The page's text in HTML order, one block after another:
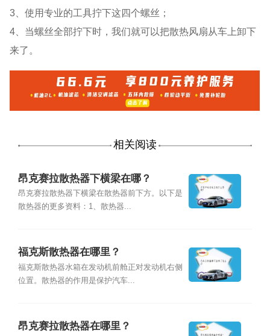
3、使用专业的工具拧下这四个螺丝；
4、当螺丝全部拧下时，我们就可以把散热风扇从车上卸下
来了。
相关阅读
昂克赛拉散热器下横梁在哪？
昂克赛拉散热器下横梁在散热器前下方。以下是
散热器的更多资料：1、散热器...
福克斯散热器在哪里？
福克斯散热器水箱在发动机前舱正对发动机右侧
位置。散热器的作用是保护汽车...
昂克赛拉散热器在哪里？